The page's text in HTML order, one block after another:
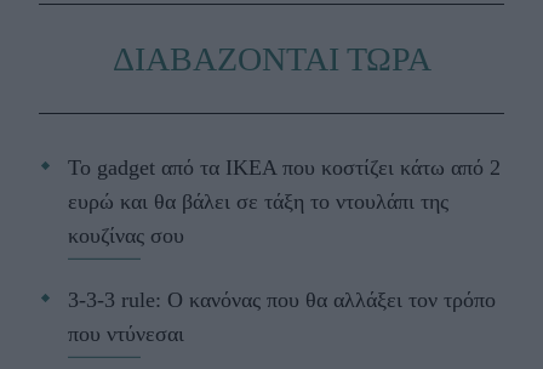
ΔΙΑΒΑΖΟΝΤΑΙ ΤΩΡΑ
Το gadget από τα IKEA που κοστίζει κάτω από 2
ευρώ και θα βάλει σε τάξη το ντουλάπι της
κουζίνας σου
3-3-3 rule: Ο κανόνας που θα αλλάξει τον τρόπο
που ντύνεσαι